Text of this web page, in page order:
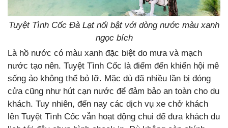
Tuyệt Tình Cốc Đà Lạt nổi bật với dòng nước màu xanh
ngọc bích
Là hồ nước có màu xanh đặc biệt do mưa và mạch
nước tạo nên. Tuyệt Tình Cốc là điểm đến khiến hội mê
sống ảo không thể bỏ lỡ. Mặc dù đã nhiều lần bị đóng
cửa cũng như hút cạn nước để đảm bảo an toàn cho du
khách. Tuy nhiên, đến nay các dịch vụ xe chở khách
lên Tuyệt Tình Cốc vẫn hoạt động chui để đưa khách du